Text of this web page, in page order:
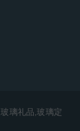
璃礼品,玻璃定